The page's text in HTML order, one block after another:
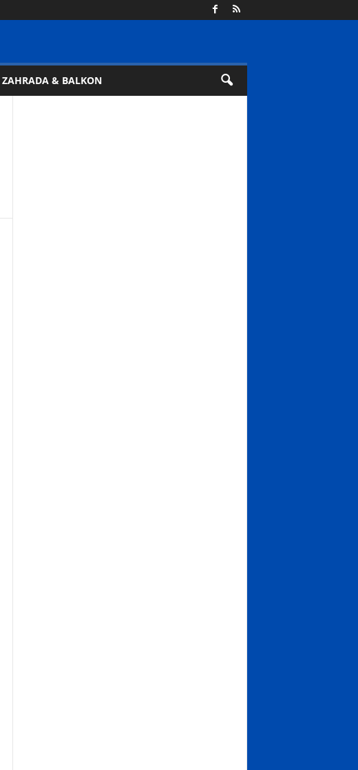
ZAHRADA & BALKON